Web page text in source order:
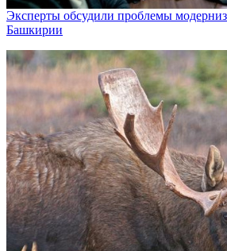
Эксперты обсудили проблемы
Башкирии